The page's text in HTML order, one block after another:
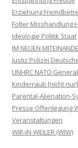
Erziehung
Folter Misshandlung
Ideologie Politik Staat
IM NEUEN
Justiz Polizei
UNHRC NATO
Kinderraub [nicht
Parental-Alienation-
Presse Offenlegung
Veranstaltungen
WIR-IN-WEILER (WIW)